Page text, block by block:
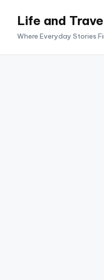
Life and
Where Everyday Stories